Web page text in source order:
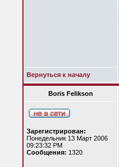
Вернуться к началу
Boris Felikson
Зарегистрирован:
Понедельник 13 Март 2006
09:23:32 PM
Сообщения: 1320